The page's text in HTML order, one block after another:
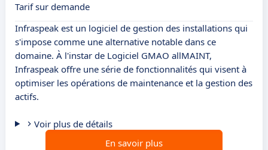
Tarif sur demande
Infraspeak est un logiciel de gestion des installations qui
s'impose comme une alternative notable dans ce
domaine. À l'instar de Logiciel GMAO allMAINT,
Infraspeak offre une série de fonctionnalités qui visent à
optimiser les opérations de maintenance et la gestion des
actifs.
Voir plus de détails
En savoir plus